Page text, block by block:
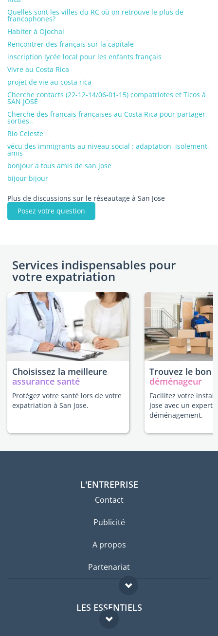
Quelles sont les villes du RC où on retrouve le plus de
francophones?
Habiter à Ojochal
Rencontrer des français sur la capitale
inscription lycée local pour les enfants français
Vivre au Costa Rica
projet de vie au costa rica
Cherche contacts (22-12-14/06-01-15) compatriotes et Ticos à
SAN JOSÉ
Cherche des francais francaises au Costa Rica pour partager,
sorties..
Rio Celeste
vécu des immigrants au niveau social : adaptation, isolement,
amis
bonjour a tous amis de san jose
bijour bijour
Plus de discussions sur le réseautage à San Jose
Posez votre question
Services indispensables pour
votre expatriation
Choisissez la meilleure
assurance santé
Protégez votre santé lors de votre
expatriation à San Jose.
Trouvez le bon
déménageur
Facilitez votre
Jose avec un expert
déménagement.
L'ENTREPRISE
Contact
Publicité
A propos
Partenariat
LES ESSENTIELS
Forum expatriés